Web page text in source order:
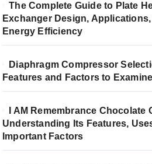
The Complete Guide to Plate
Exchanger Design, Applications,
Energy Efficiency
Diaphragm Compressor
Features and Factors to Examine
I AM Remembrance Chocolate
Understanding Its Features,
Important Factors